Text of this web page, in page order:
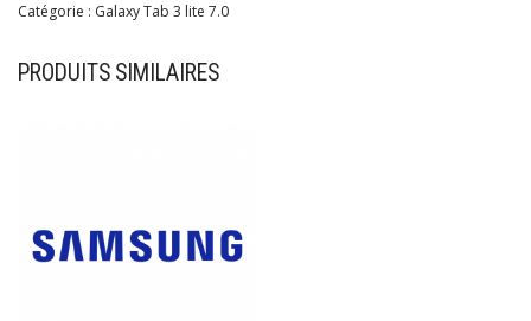
Catégorie : Galaxy Tab 3 lite 7.0
PRODUITS SIMILAIRES